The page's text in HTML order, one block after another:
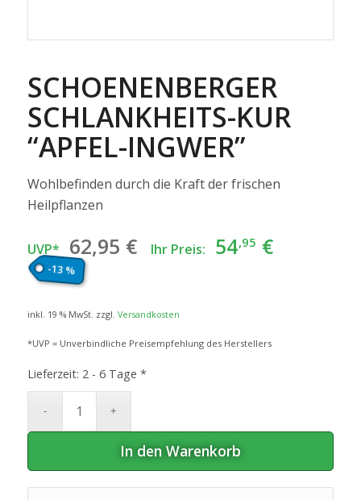
SCHOENENBERGER
SCHLANKHEITS-KUR
“APFEL-INGWER”
Wohlbefinden durch die Kraft der frischen
Heilpflanzen
UVP* 62,95 € Ursprünglicher
Preis
Ihr Preis: 54,95 €
-13 %
inkl. 19 % MwSt. zzgl. Versandkosten
*UVP = Unverbindliche Preisempfehlung des Herstellers
Lieferzeit: 2 - 6 Tage *
In den Warenkorb